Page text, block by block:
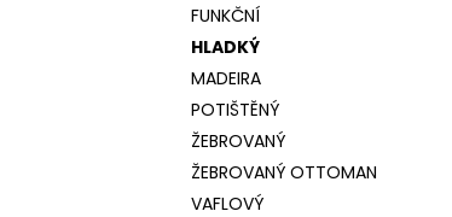
FUNKČNÍ
HLADKÝ
MADEIRA
POTIŠTĚNÝ
ŽEBROVANÝ
ŽEBROVANÝ OTTOMAN
VAFLOVÝ